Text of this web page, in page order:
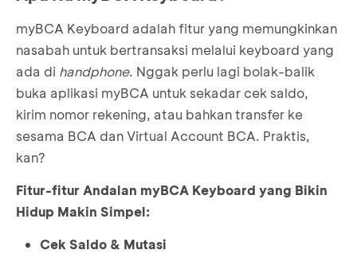
myBCA Keyboard adalah fitur yang memungkinkan
nasabah untuk bertransaksi melalui keyboard yang
ada di handphone. Nggak perlu lagi bolak-balik
buka aplikasi myBCA untuk sekadar cek saldo,
kirim nomor rekening, atau bahkan transfer ke
sesama BCA dan Virtual Account BCA. Praktis,
kan?
Fitur-fitur Andalan myBCA Keyboard yang Bikin
Hidup Makin Simpel:
Cek Saldo & Mutasi